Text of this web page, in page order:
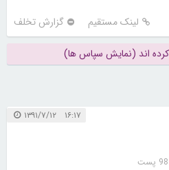
لینک مستقیم گزارش تخلف
۱۶:۱۷ ۱۳۹۱/۷/۱۲
98 پست